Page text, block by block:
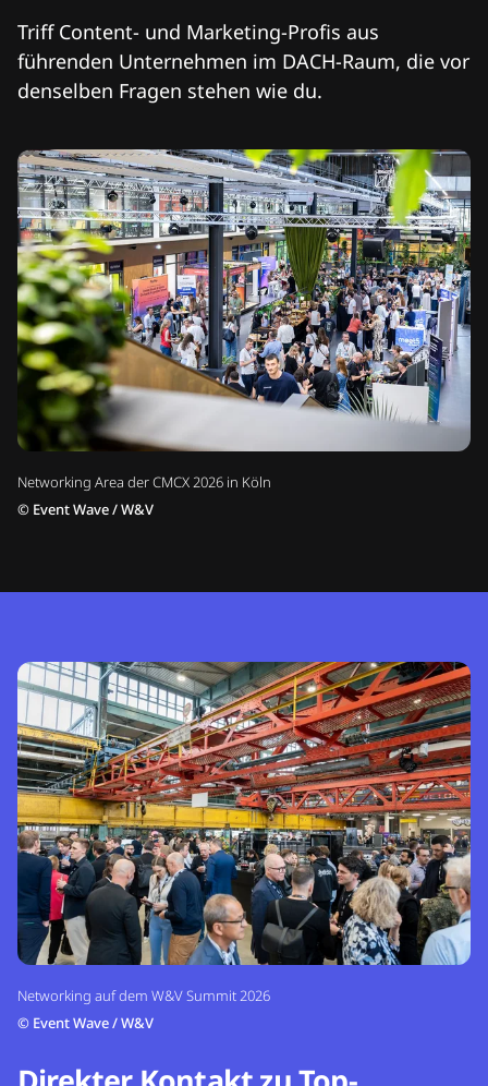
Networking Area der CMCX 2026 in Köln
© Event Wave / W&V
Triff Content- und Marketing-Profis aus
führenden Unternehmen im DACH-Raum, die vor
denselben Fragen stehen wie du.
Networking auf dem W&V Summit 2026
© Event Wave / W&V